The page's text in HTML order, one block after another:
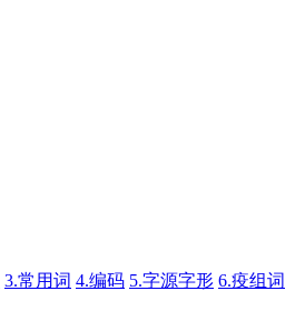
3.常用词 4.编码 5.字源字形 6.疫组词